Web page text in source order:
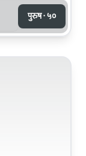
पुरुष · ५०